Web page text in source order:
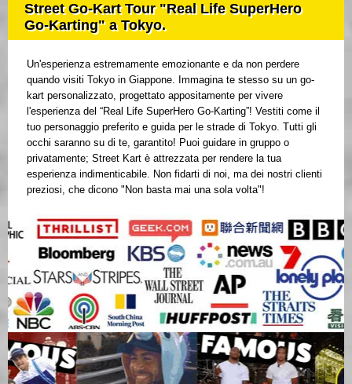
Street Go-Kart Tour "Real Life SuperHero
Go-Karting" a Tokyo.
Un'esperienza estremamente emozionante e da non perdere
quando visiti Tokyo in Giappone. Immagina te stesso su un go-
kart personalizzato, progettato appositamente per vivere
l'esperienza del “Real Life SuperHero Go-Karting”! Vestiti come il
tuo personaggio preferito e guida per le strade di Tokyo. Tutti gli
occhi saranno su di te, garantito! Puoi guidare in gruppo o
privatamente; Street Kart è attrezzata per rendere la tua
esperienza indimenticabile. Non fidarti di noi, ma dei nostri clienti
preziosi, che dicono "Non basta mai una sola volta"!